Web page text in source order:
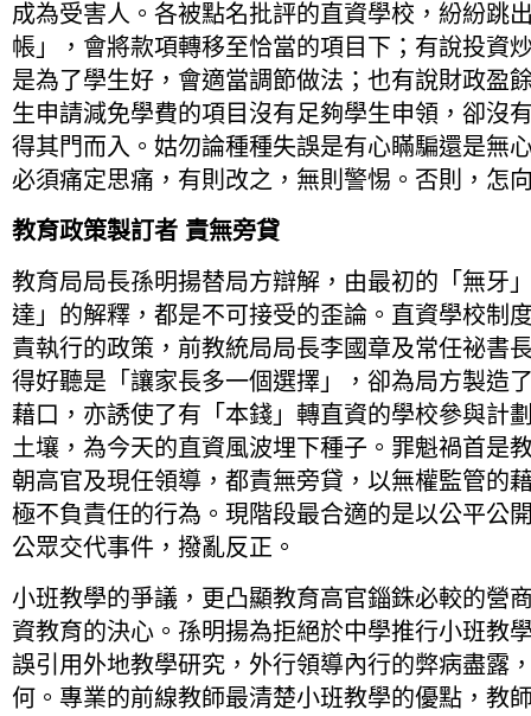
成為受害人。各被點名批評的直資學校，紛紛跳
帳」，會將款項轉移至恰當的項目下；有說投資
是為了學生好，會適當調節做法；也有說財政盈
生申請減免學費的項目沒有足夠學生申領，卻沒
得其門而入。姑勿論種種失誤是有心瞞騙還是無
必須痛定思痛，有則改之，無則警惕。否則，怎
教育政策製訂者 責無旁貸
教育局局長孫明揚替局方辯解，由最初的「無牙
達」的解釋，都是不可接受的歪論。直資學校制
責執行的政策，前教統局局長李國章及常任祕書
得好聽是「讓家長多一個選擇」，卻為局方製造
藉口，亦誘使了有「本錢」轉直資的學校參與計
土壤，為今天的直資風波埋下種子。罪魁禍首是
朝高官及現任領導，都責無旁貸，以無權監管的
極不負責任的行為。現階段最合適的是以公平公
公眾交代事件，撥亂反正。
小班教學的爭議，更凸顯教育高官錙銖必較的營
資教育的決心。孫明揚為拒絕於中學推行小班教
誤引用外地教學研究，外行領導內行的弊病盡露
何。專業的前線教師最清楚小班教學的優點，教